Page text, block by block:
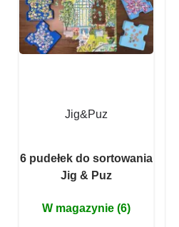
Jig&Puz
6 pudełek do sortowania
Jig & Puz
W magazynie (6)